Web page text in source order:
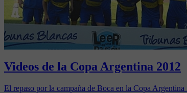
Videos de la Copa Argentina 2012
El repaso por la campaña de Boca en la Copa